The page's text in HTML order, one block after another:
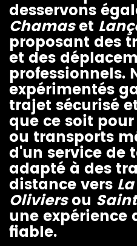
desservons
Chamaset
proposant des
et des
professionnels.
expérimentés
trajet sécurisé
que ce soit
ou transports
d'un service de
adapté à des
distance vers
Oliviersou
une expérience
fiable.